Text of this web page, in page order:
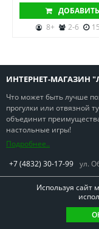
ДОБАВИТЬ
8+
2-6
ИНТЕРНЕТ-МАГАЗИН
Что может быть лучше
прогулки или отвязной
объединит
настольные игры!
Подробнее..
+7 (4832) 30-17-99 ул.
Copyright © Лепрекон
Используя сайт